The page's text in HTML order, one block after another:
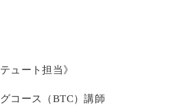
ュート担当》
コース（BTC）講師